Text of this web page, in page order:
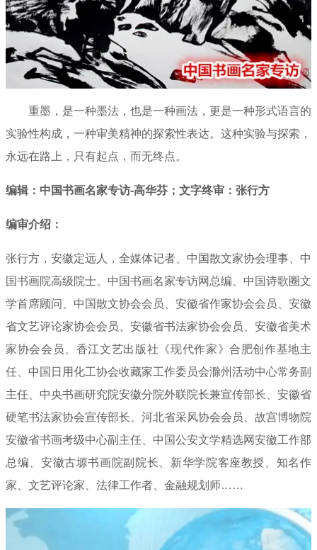
重墨，是一种墨法，也是一种画法，更是一种形式语言的
实验性构成，一种审美精神的探索性表达。这种实验与探索，
永远在路上，只有起点，而无终点。
编辑：中国书画名家专访-高华芬；文字终审：张行方
编审介绍：
张行方，安徽定远人，全媒体记者、中国散文家协会理事、中
国书画院高级院士、中国书画名家专访网总编、中国诗歌圈文
学首席顾问、中国散文协会会员、安徽省作家协会会员、安徽
省文艺评论家协会会员、安徽省书法家协会会员、安徽省美术
家协会会员、香江文艺出版社《现代作家》合肥创作基地主
任、中国日用化工协会收藏家工作委员会滁州活动中心常务副
主任、中央书画研究院安徽分院外联院长兼宣传部长、安徽省
硬笔书法家协会宣传部长、河北省采风协会会员、故宫博物院
安徽省书画考级中心副主任、中国公安文学精选网安徽工作部
总编、安徽古塬书画院副院长、新华学院客座教授、知名作
家、文艺评论家、法律工作者、金融规划师……